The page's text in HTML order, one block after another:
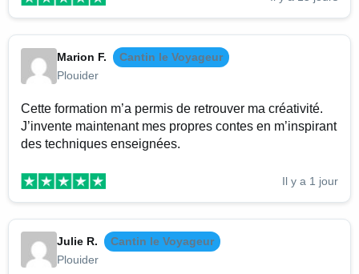
Marion F.
Cantin le Voyageur
Plouider
Cette formation m’a permis de retrouver ma créativité.
J’invente maintenant mes propres contes en m’inspirant
des techniques enseignées.
Il y a 1 jour
Julie R.
Cantin le Voyageur
Plouider